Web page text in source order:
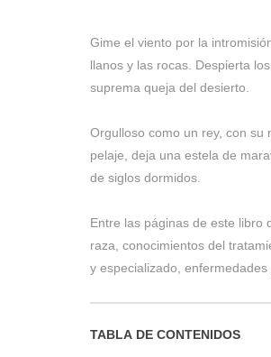
Gime el viento por la
llanos y las rocas. Despierta
suprema queja del desierto.
Orgulloso como un rey, con su
pelaje, deja una estela de
de siglos dormidos.
Entre las páginas de este libro
raza, conocimientos del
y especializado,
TABLA DE CONTENIDOS